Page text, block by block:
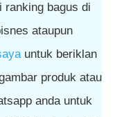
ranking bagus di
ataupun
untuk beriklan
produk atau
anda untuk